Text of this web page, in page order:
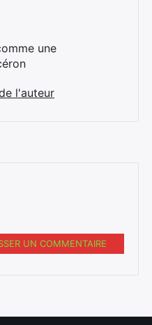
une
l'auteur
UN COMMENTAIRE